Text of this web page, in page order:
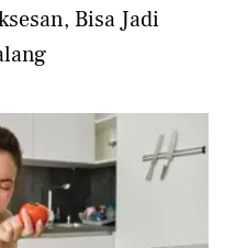
Bisa Jadi